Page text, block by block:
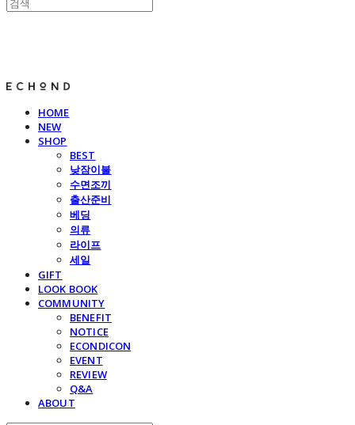
HOME
NEW
SHOP
BEST
낮잠이불
수면조끼
출산준비
베딩
의류
라이프
세일
GIFT
LOOK BOOK
COMMUNITY
BENEFIT
NOTICE
ECONDICON
EVENT
REVIEW
Q&A
ABOUT